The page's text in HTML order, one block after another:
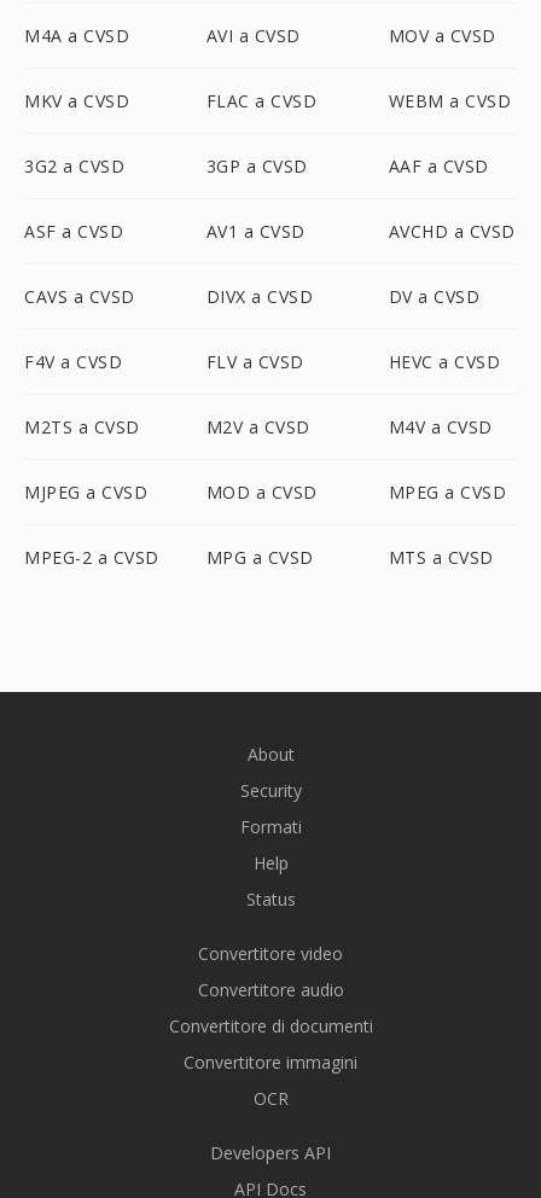
M4A a CVSD AVI a CVSD MOV a CVSD
MKV a CVSD FLAC a CVSD WEBM a CVSD
3G2 a CVSD 3GP a CVSD AAF a CVSD
ASF a CVSD AV1 a CVSD AVCHD a CVSD
CAVS a CVSD DIVX a CVSD DV a CVSD
F4V a CVSD FLV a CVSD HEVC a CVSD
M2TS a CVSD M2V a CVSD M4V a CVSD
MJPEG a CVSD MOD a CVSD MPEG a CVSD
MPEG-2 a CVSD MPG a CVSD MTS a CVSD
About
Security
Formati
Help
Status
Convertitore video
Convertitore audio
Convertitore di documenti
Convertitore immagini
OCR
Developers API
API Docs